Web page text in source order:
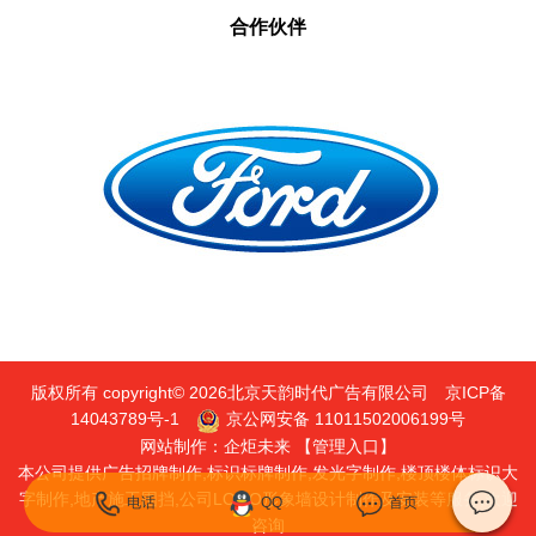
合作伙伴
版权所有 copyright© 2026北京天韵时代广告有限公司 京ICP备
14043789号-1
京公网安备 11011502006199号
网站制作： 企炬未来
【管理入口】
本公司提供广告招牌制作,标识标牌制作,发光字制作,楼顶楼体标识大
字制作,地产施工围挡,公司LOGO形象墙设计制作及安装等服务,欢迎
咨询
电话 QQ 首页